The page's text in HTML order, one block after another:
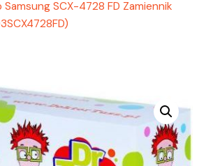
SCX-4728 FD Zamiennik